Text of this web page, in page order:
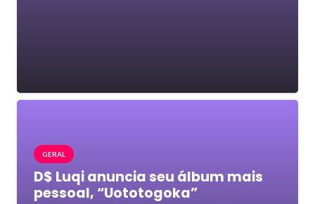
GERAL
D$ Luqi anuncia seu álbum mais
pessoal, “Uototogoka”